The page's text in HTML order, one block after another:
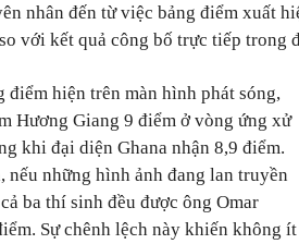
nhân đến từ việc bảng điểm xuất
với kết quả công bố trực tiếp trong
điểm hiện trên màn hình phát sóng,
Hương Giang 9 điểm ở vòng ứng xử
khi đại diện Ghana nhận 8,9 điểm.
nếu những hình ảnh đang lan truyền
ba thí sinh đều được ông Omar
Sự chênh lệch này khiến không ít